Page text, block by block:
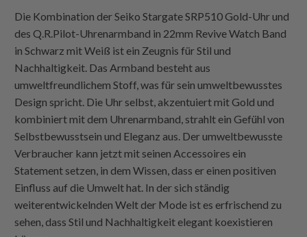
Die Kombination der Seiko Stargate SRP510 Gold-Uhr und
des Q.R.Pilot-Uhrenarmband in 22mm Revive Watch Band
in Schwarz mit Weiß ist ein Zeugnis für Stil und
Nachhaltigkeit. Das Armband besteht aus
umweltfreundlichem Stoff, was für sein umweltbewusstes
Design spricht. Die Uhr selbst, akzentuiert mit Gold und
kombiniert mit dem Uhrenarmband, strahlt ein Gefühl von
Selbstbewusstsein und Eleganz aus. Der umweltbewusste
Verbraucher kann jetzt mit seinen Accessoires ein
Statement setzen, in dem Wissen, dass er einen positiven
Einfluss auf die Umwelt hat. In der sich ständig
weiterentwickelnden Welt der Mode ist es erfrischend zu
sehen, dass Stil und Nachhaltigkeit elegant koexistieren